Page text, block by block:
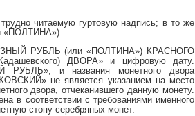
читаемую гуртовую надпись; в то же
«ПОЛТИНА»).
РУБЛЬ (или «ПОЛТИНА») КРАСНОГО
ДВОРА» и цифровую дату.
РУБЛЬ», и названия монетного двора
не является указанием на место
двора, отчеканившего данную монету.
в соответствии с требованиями именного
стопу серебряных монет.